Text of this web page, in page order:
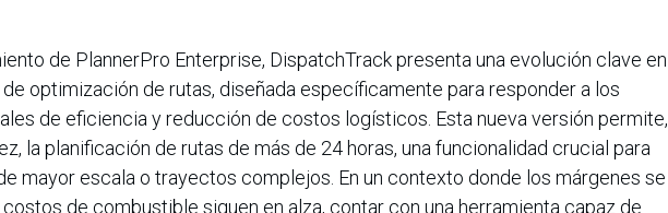
de PlannerPro Enterprise, DispatchTrack presenta una evolución clave en
optimización de rutas, diseñada específicamente para responder a los
de eficiencia y reducción de costos logísticos. Esta nueva versión permite,
la planificación de rutas de más de 24 horas, una funcionalidad crucial para
mayor escala o trayectos complejos. En un contexto donde los márgenes se
de combustible siguen en alza, contar con una herramienta capaz de